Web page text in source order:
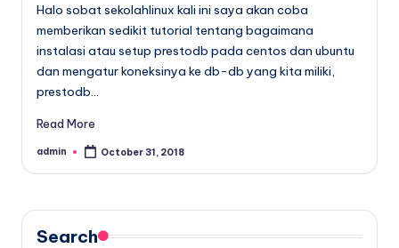
Halo sobat sekolahlinux kali ini saya akan coba
memberikan sedikit tutorial tentang bagaimana
instalasi atau setup prestodb pada centos dan ubuntu
dan mengatur koneksinya ke db-db yang kita miliki,
prestodb…
Read More
Posted
admin October 31, 2018
Search